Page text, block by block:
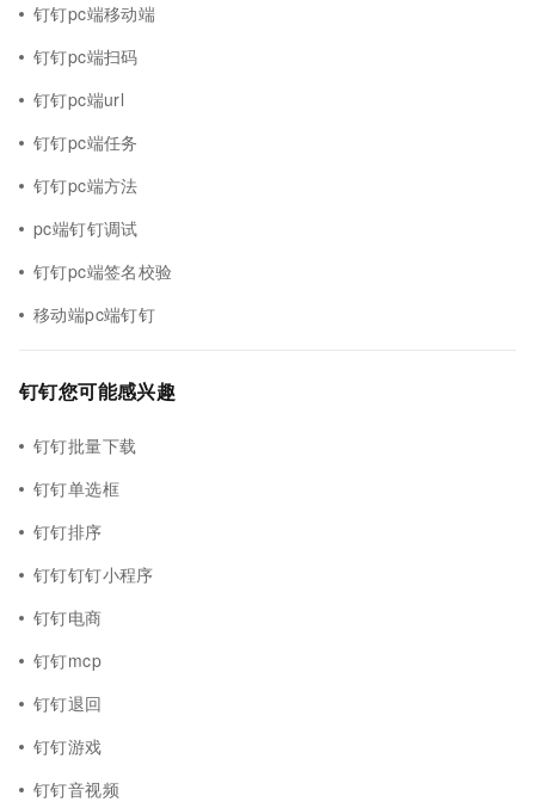
钉钉pc端移动端
钉钉pc端扫码
钉钉pc端url
钉钉pc端任务
钉钉pc端方法
pc端钉钉调试
钉钉pc端签名校验
移动端pc端钉钉
钉钉您可能感兴趣
钉钉批量下载
钉钉单选框
钉钉排序
钉钉钉钉小程序
钉钉电商
钉钉mcp
钉钉退回
钉钉游戏
钉钉音视频